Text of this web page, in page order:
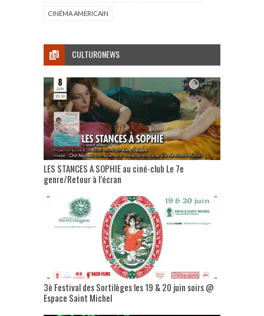
CINÉMA AMERICAIN
CULTURONEWS
LES STANCES A SOPHIE au ciné-club Le 7e
genre/Retour à l’écran
3è Festival des Sortilèges les 19 & 20 juin soirs @
Espace Saint Michel